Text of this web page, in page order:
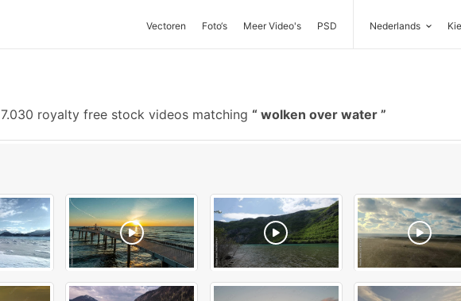
Vectoren Foto‘s Meer Video's PSD Nederlands
7.030 royalty free stock videos matching wolken over water